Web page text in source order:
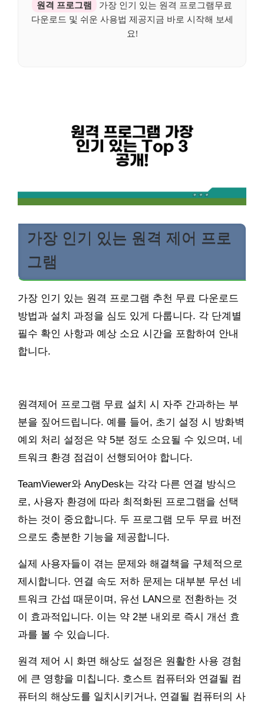
원격 프로그램
가장 인기 있는 원격 프로그램무료
다운로드 및 쉬운 사용법 제공지금 바로 시작해 보세
요!
가장 인기 있는 원격 제어 프로
그램
가장 인기 있는 원격 프로그램 추천 무료 다운로드
방법과 설치 과정을 심도 있게 다룹니다. 각 단계별
필수 확인 사항과 예상 소요 시간을 포함하여 안내
합니다.
원격제어 프로그램 무료 설치 시 자주 간과하는 부
분을 짚어드립니다. 예를 들어, 초기 설정 시 방화벽
예외 처리 설정은 약 5분 정도 소요될 수 있으며, 네
트워크 환경 점검이 선행되어야 합니다.
TeamViewer와 AnyDesk는 각각 다른 연결 방식으
로, 사용자 환경에 따라 최적화된 프로그램을 선택
하는 것이 중요합니다. 두 프로그램 모두 무료 버전
으로도 충분한 기능을 제공합니다.
실제 사용자들이 겪는 문제와 해결책을 구체적으로
제시합니다. 연결 속도 저하 문제는 대부분 무선 네
트워크 간섭 때문이며, 유선 LAN으로 전환하는 것
이 효과적입니다. 이는 약 2분 내외로 즉시 개선 효
과를 볼 수 있습니다.
원격 제어 시 화면 해상도 설정은 원활한 사용 경험
에 큰 영향을 미칩니다. 호스트 컴퓨터와 연결될 컴
퓨터의 해상도를 일치시키거나, 연결될 컴퓨터의 사